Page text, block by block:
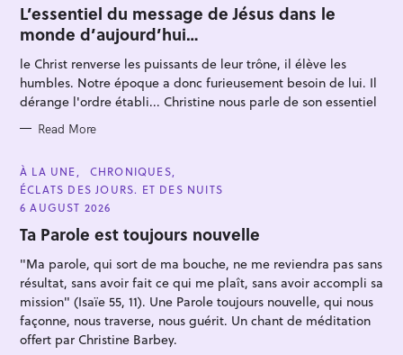
T
E
G
O
R
I
E
S
L’essentiel du message de Jésus dans le
monde d’aujourd’hui…
le Christ renverse les puissants de leur trône, il élève les
humbles. Notre époque a donc furieusement besoin de lui. Il
dérange l'ordre établi... Christine nous parle de son essentiel
Read More
C
A
T
E
O
R
E
À LA UNE
CHRONIQUES
ÉCLATS DES JOURS. ET DES NUITS
6 AUGUST 2026
Ta Parole est toujours nouvelle
"Ma parole, qui sort de ma bouche, ne me reviendra pas sans
résultat, sans avoir fait ce qui me plaît, sans avoir accompli sa
mission" (Isaïe 55, 11). Une Parole toujours nouvelle, qui nous
façonne, nous traverse, nous guérit. Un chant de méditation
offert par Christine Barbey.
S
e
a
r
c
f
o
: